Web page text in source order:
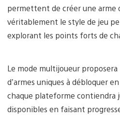
permettent de créer une arme
véritablement le style de jeu
explorant les points forts de
Le mode multijoueur
d’armes uniques à débloquer
chaque plateforme contiendra
disponibles en faisant